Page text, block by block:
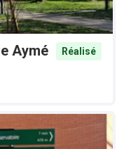
Aymé
Réalisé